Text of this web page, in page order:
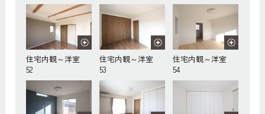
住宅内観～洋室
52
住宅内観～洋室
53
住宅内観～洋室
54